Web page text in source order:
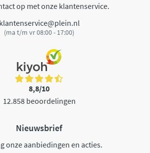
op met onze klantenservice.
klantenservice@plein.nl
(ma t/m vr 08:00 - 17:00)
8,8/10
12.858 beoordelingen
Nieuwsbrief
onze aanbiedingen en acties.